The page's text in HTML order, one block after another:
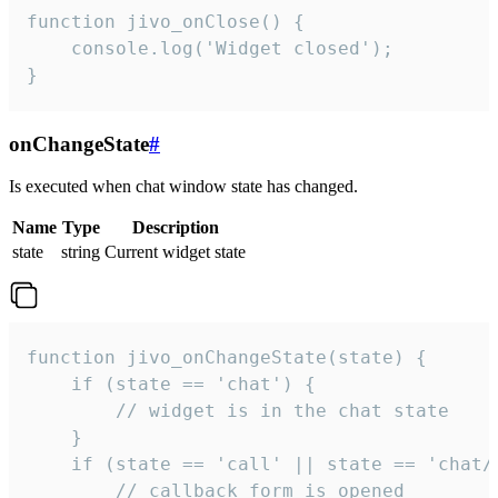
function jivo_onClose() {
    console.log('Widget closed');
}
onChangeState#
Is executed when chat window state has changed.
Name Type
Description
state
string Current widget state
function jivo_onChangeState(state) {
    if (state == 'chat') {
        // widget is in the chat state
    }
if (state == 'call' || state ==
        // callback form is opened